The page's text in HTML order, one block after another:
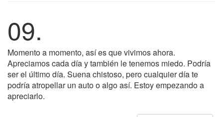
09.
Momento a momento, así es que vivimos ahora.
Apreciamos cada día y también le tenemos miedo. Podría
ser el último día. Suena chistoso, pero cualquier día te
podría atropellar un auto o algo así. Estoy empezando a
apreciarlo.